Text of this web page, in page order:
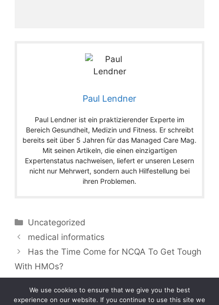
Paul Lendner
Paul Lendner ist ein praktizierender Experte im
Bereich Gesundheit, Medizin und Fitness. Er schreibt
bereits seit über 5 Jahren für das Managed Care Mag.
Mit seinen Artikeln, die einen einzigartigen
Expertenstatus nachweisen, liefert er unseren Lesern
nicht nur Mehrwert, sondern auch Hilfestellung bei
ihren Problemen.
Categories
Uncategorized
medical informatics
Has the Time Come for NCQA To Get Tough
With HMOs?
We use cookies to ensure that we give you the best
experience on our website. If you continue to use this site we